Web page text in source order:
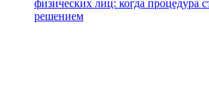
физических лиц: когда процедура
решением